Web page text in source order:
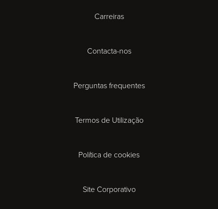
Cambridge
Cardiff
Gloucester
Carreiras
Contacta-nos
Perguntas frequentes
Termos de Utilização
Política de cookies
Site Corporativo